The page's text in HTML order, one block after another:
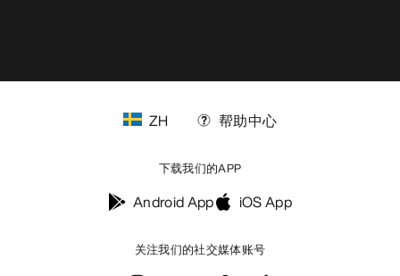
关注我们的社交媒体账号
ZH 帮助中心
下载我们的APP
Android App iOS App